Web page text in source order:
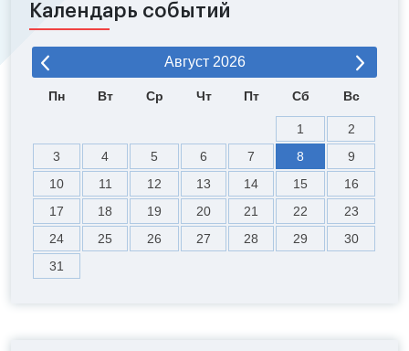
Календарь событий
Август 2026
Пн Вт Ср Чт Пт Сб Вс
1
2
3
4 5 6 7 8
9
10
11 12 13 14 15
16
17
18 19 20 21 22
23
24
25 26 27 28 29
30
31